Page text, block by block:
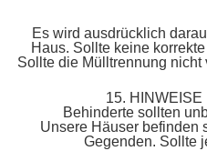
Es wird ausdrücklich
Haus. Sollte keine
Sollte die Mülltrennung
15.
Behinderte sollten
Unsere Häuser befinden
Gegenden. Sollte